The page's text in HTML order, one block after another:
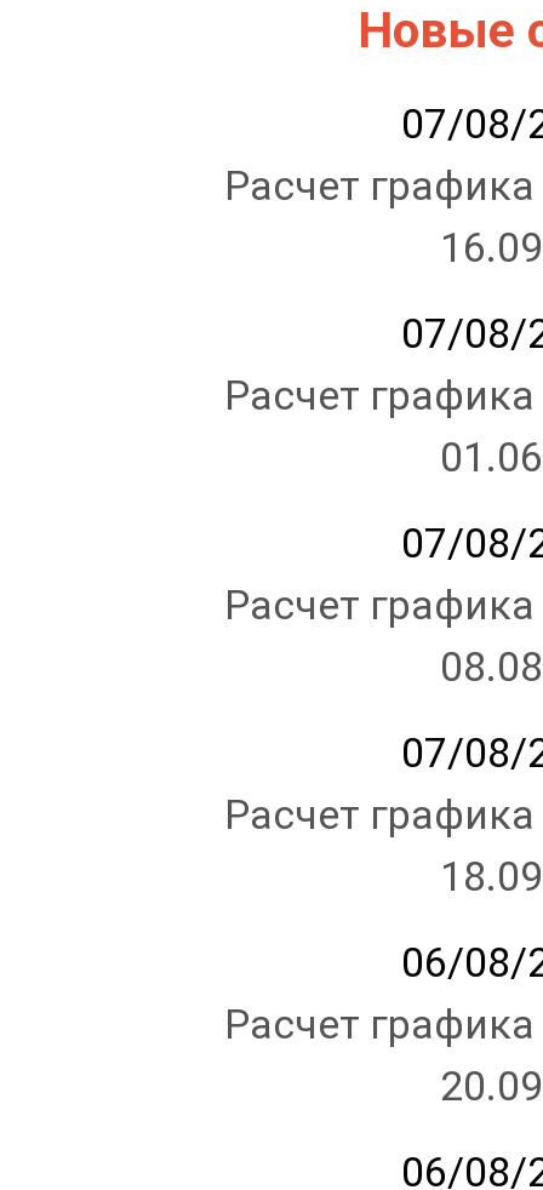
Новые
07/08/
Расчет
07/08/
Расчет
07/08/
Расчет
07/08/
Расчет
06/08/
Расчет
06/08/